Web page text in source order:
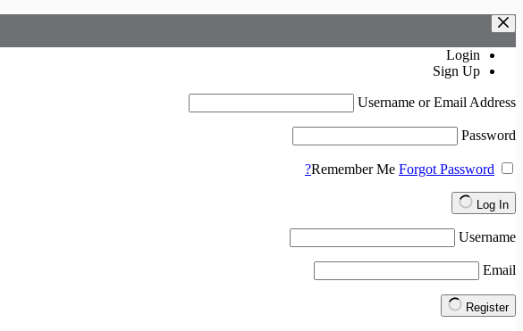
Login
Sign Up
Username or Email Address
Password
Remember Me Forgot Password?
Log In
Username
Email
Register